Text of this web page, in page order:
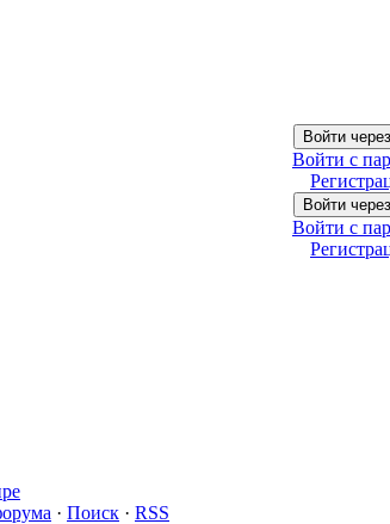
Войти
Войти с
Войти
Войти с
· Поиск · RSS